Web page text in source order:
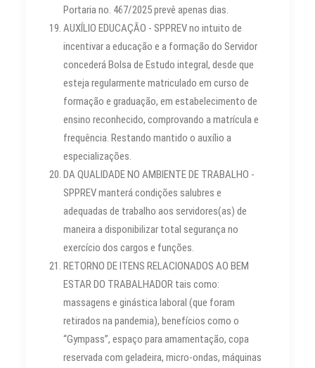
Portaria no. 467/2025 prevê apenas dias.
AUXÍLIO EDUCAÇÃO - SPPREV no intuito de
incentivar a educação e a formação do Servidor
concederá Bolsa de Estudo integral, desde que
esteja regularmente matriculado em curso de
formação e graduação, em estabelecimento de
ensino reconhecido, comprovando a matrícula e
frequência. Restando mantido o auxílio a
especializações.
DA QUALIDADE NO AMBIENTE DE TRABALHO -
SPPREV manterá condições salubres e
adequadas de trabalho aos servidores(as) de
maneira a disponibilizar total segurança no
exercício dos cargos e funções.
RETORNO DE ITENS RELACIONADOS AO BEM
ESTAR DO TRABALHADOR tais como:
massagens e ginástica laboral (que foram
retirados na pandemia), benefícios como o
“Gympass”, espaço para amamentação, copa
reservada com geladeira, micro-ondas, máquinas